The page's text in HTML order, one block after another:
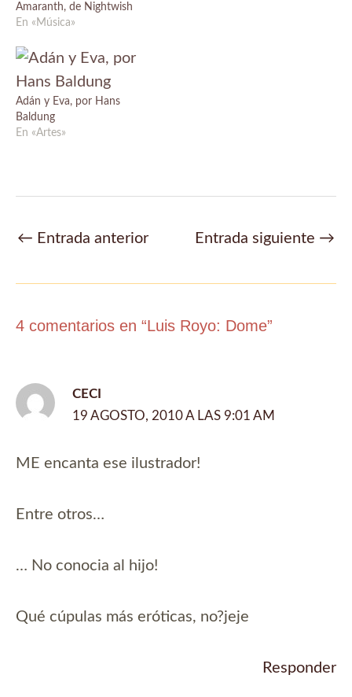
Amaranth, de Nightwish
En «Música»
Adán y Eva, por Hans
Baldung
En «Artes»
Navegación
← Entrada anterior Entrada siguiente →
4 comentarios en “Luis Royo: Dome”
CECI
19 AGOSTO, 2010 A LAS 9:01 AM
ME encanta ese ilustrador!
Entre otros…
… No conocia al hijo!
Qué cúpulas más eróticas, no?jeje
Responder